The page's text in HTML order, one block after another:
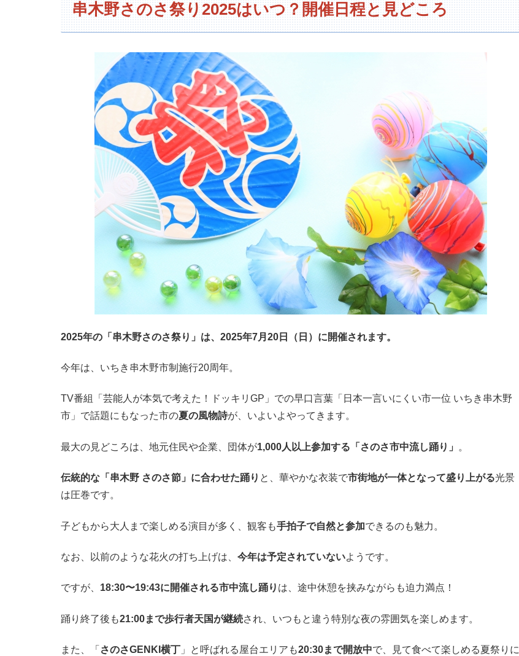
串木野さのさ祭り2025はいつ？開催日程と見どころ
2025年の「串木野さのさ祭り」は、2025年7月20日（日）に開催されます。
今年は、いちき串木野市制施行20周年。
TV番組「芸能人が本気で考えた！ドッキリGP」での早口言葉「日本一言いにくい市一位 いちき串木野
市」で話題にもなった市の夏の風物詩が、いよいよやってきます。
最大の見どころは、地元住民や企業、団体が1,000人以上参加する「さのさ市中流し踊り」 。
伝統的な「串木野 さのさ節」に合わせた踊り と、華やかな衣装で市街地が一体となって盛り上がる光景
は圧巻です。
子どもから大人まで楽しめる演目が多く、観客も手拍子で自然と参加できるのも魅力。
なお、以前のような花火の打ち上げは、 今年は予定されていないようです。
ですが、 18:30〜19:43に開催される市中流し踊り は、途中休憩を挟みながらも迫力満点！
踊り終了後も21:00まで歩行者天国が継続され、いつもと違う特別な夜の雰囲気を楽しめます。
また、「 さのさGENKI横丁 」と呼ばれる屋台エリアも20:30まで開放中で、見て食べて楽しめる夏祭りに